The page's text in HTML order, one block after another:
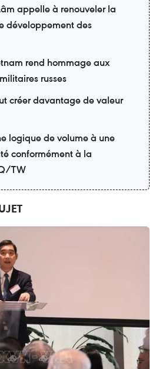
appelle à renouveler la
développement des
rend hommage aux
russes
créer davantage de valeur
logique de volume à une
conformément à la
TW